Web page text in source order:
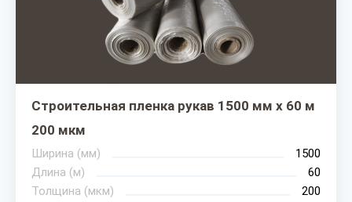
Строительная пленка рукав 1500 мм х 60 м
200 мкм
Ширина (мм)
1500
Длина (м)
60
Толщина (мкм)
200